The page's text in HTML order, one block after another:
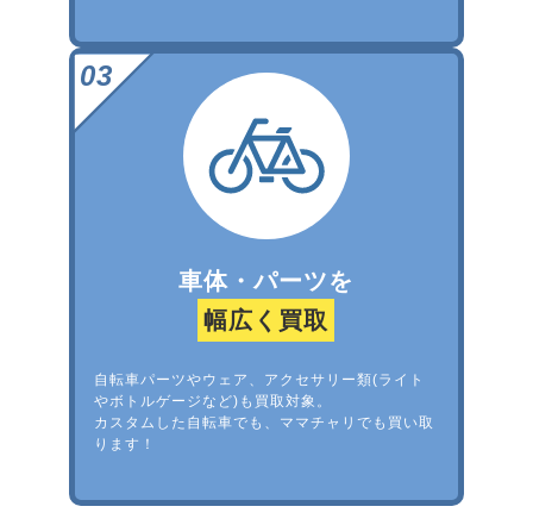
車体・パーツを
幅広く買取
自転車パーツやウェア、アクセサリー類(ライト
やボトルゲージなど)も買取対象。
カスタムした自転車でも、ママチャリでも買い取
ります！